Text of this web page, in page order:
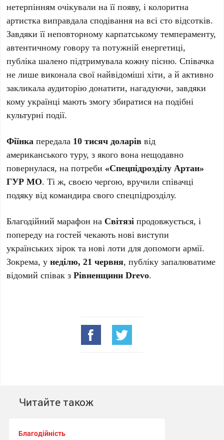
нетерпінням очікували на її появу, і колоритна
артистка виправдала сподівання на всі сто відсотків.
Завдяки її неповторному карпатському темпераменту,
автентичному говору та потужній енергетиці,
публіка шалено підтримувала кожну пісню. Співачка
не лише виконала свої найвідоміші хіти, а й активно
закликала аудиторію донатити, нагадуючи, завдяки
кому українці мають змогу збиратися на подібні
культурні події.
Фіїнка передала 10 тисяч доларів від
американського туру, з якого вона нещодавно
повернулася, на потреби «Спецпідрозділу Артан»
ГУР МО. Ті ж, своєю чергою, вручили співачці
подяку від командира свого спецпідрозділу.
Благодійний марафон на Світязі продовжується, і
попереду на гостей чекають нові виступи
українських зірок та нові лоти для допомоги армії.
Зокрема, унеділю, 21 червня, публіку запалюватиме
відомий співак зРівненщини Drevo.
Читайте також
Благодійність